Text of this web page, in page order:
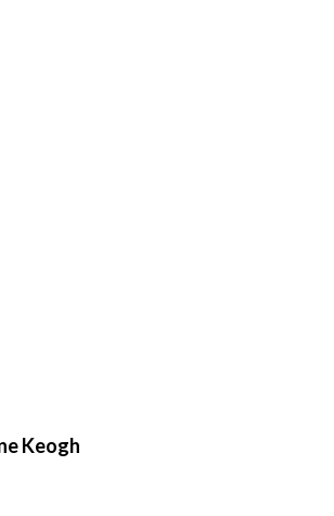
Keogh